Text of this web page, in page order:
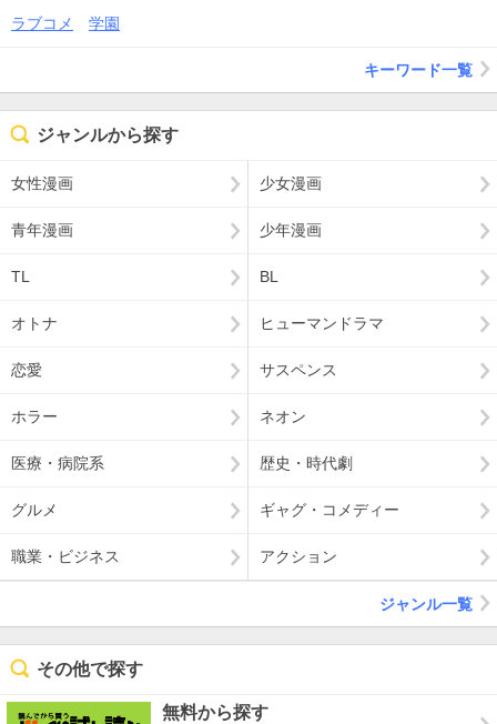
ラブコメ
学園
キーワード一覧
ジャンルから探す
女性漫画 少女漫画
青年漫画 少年漫画
TL BL
オトナ ヒューマンドラマ
恋愛 サスペンス
ホラー ネオン
医療・病院系 歴史・時代劇
グルメ ギャグ・コメディー
職業・ビジネス アクション
ジャンル一覧
その他で探す
無料から探す